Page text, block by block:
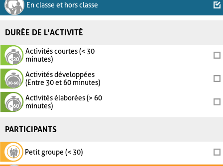
En classe et hors classe
DURÉE DE L'ACTIVITÉ
Activités courtes (< 30
minutes)
Activités développées
(Entre 30 et 60 minutes)
Activités élaborées (> 60
minutes)
PARTICIPANTS
Petit groupe (< 30)